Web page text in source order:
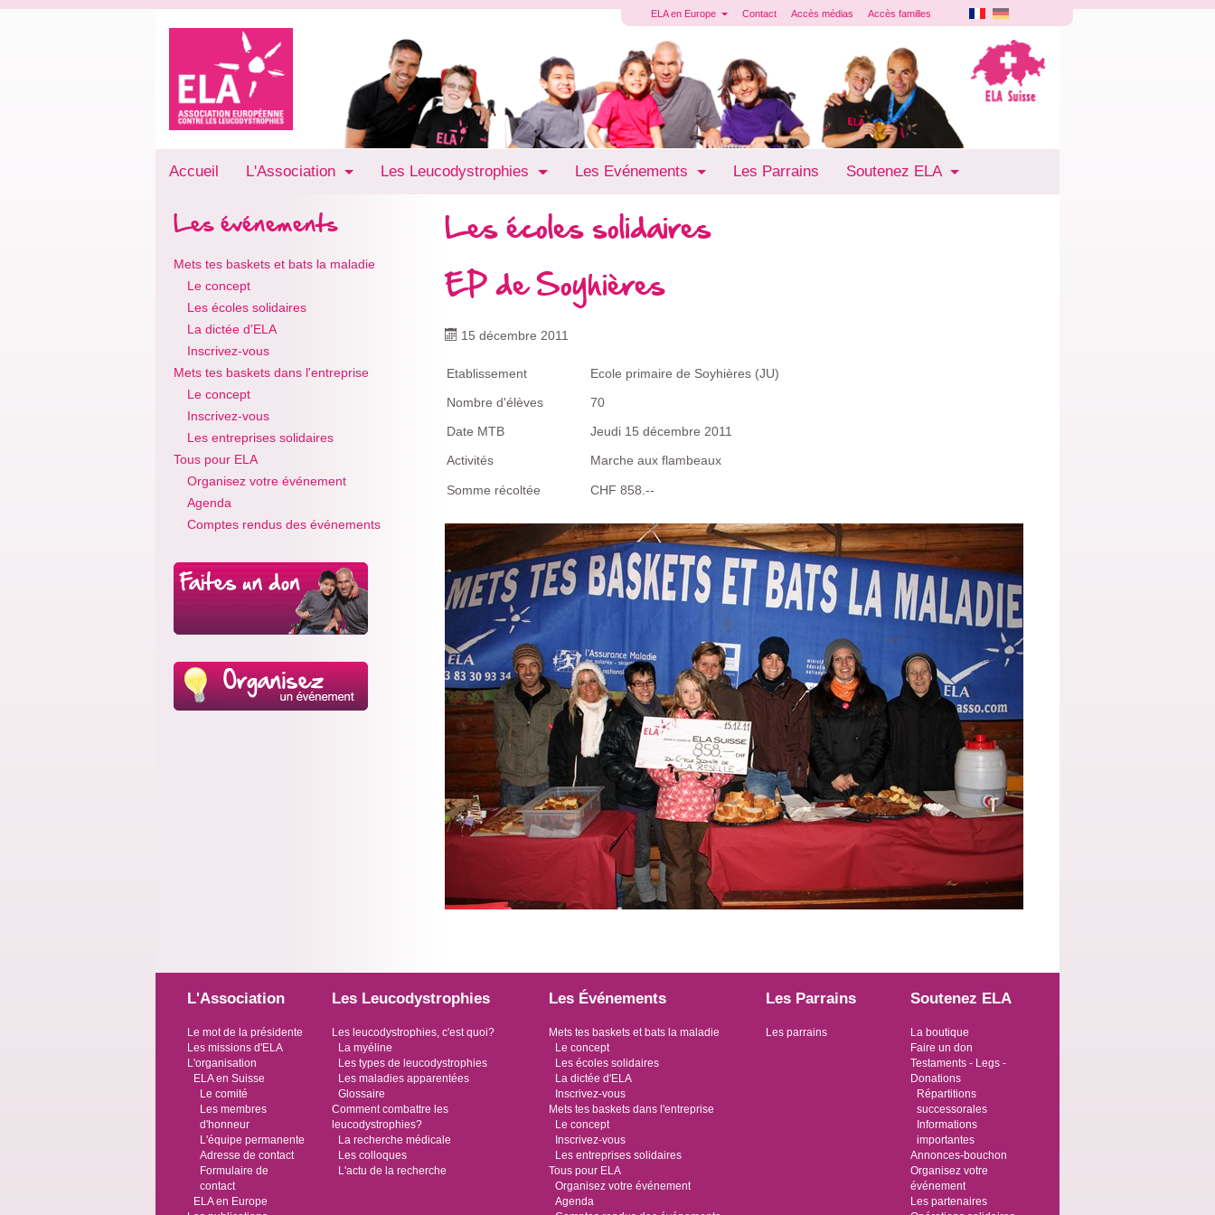
ELA en Europe Contact Accès médias Accès familles
Accueil L'Association Les Leucodystrophies Les Evénements Les Parrains Soutenez ELA
Les événements
Mets tes baskets et bats la maladie
Le concept
Les écoles solidaires
La dictée d'ELA
Inscrivez-vous
Mets tes baskets dans l'entreprise
Le concept
Inscrivez-vous
Les entreprises solidaires
Tous pour ELA
Organisez votre événement
Agenda
Comptes rendus des événements
Les écoles solidaires
EP de Soyhières
15 décembre 2011
Etablissement
Ecole primaire de Soyhières (JU)
Nombre d'élèves
70
Date MTB
Jeudi 15 décembre 2011
Activités
Marche aux flambeaux
Somme récoltée CHF 858.--
L'Association
Le mot de la présidente
Les missions d'ELA
L'organisation
ELA en Suisse
Le comité
Les membres
d'honneur
L'équipe permanente
Adresse de contact
Formulaire de
contact
ELA en Europe
Les Leucodystrophies
Les leucodystrophies, c'est quoi?
La myéline
Les types de leucodystrophies
Les maladies apparentées
Glossaire
Comment combattre les
leucodystrophies?
La recherche médicale
Les colloques
L'actu de la recherche
Les Événements
Mets tes baskets et bats la maladie
Le concept
Les écoles solidaires
La dictée d'ELA
Inscrivez-vous
Mets tes baskets dans l'entreprise
Le concept
Inscrivez-vous
Les entreprises solidaires
Tous pour ELA
Organisez votre événement
Agenda
Les Parrains
Les parrains
Soutenez ELA
La boutique
Faire un don
Testaments - Legs -
Donations
Répartitions
successorales
Informations
importantes
Annonces-bouchon
Organisez votre
événement
Les partenaires